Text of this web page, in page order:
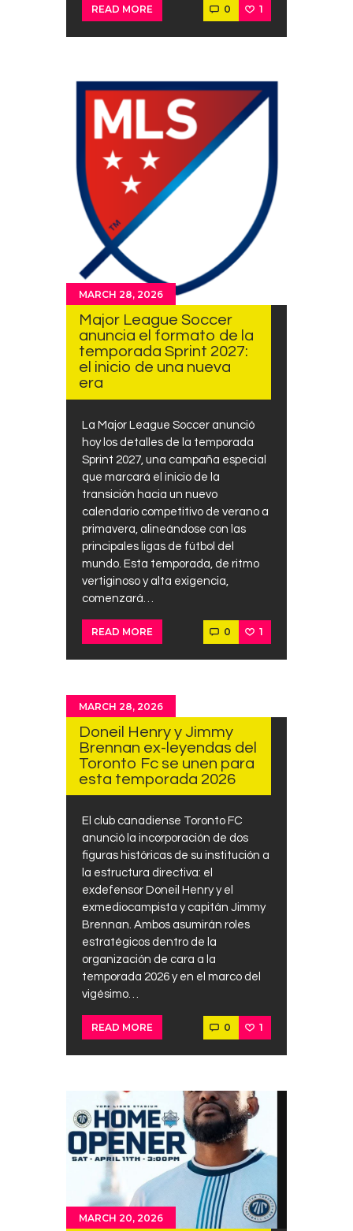
READ MORE 0 1
MARCH 28, 2026
Major League Soccer
anuncia el formato de la
temporada Sprint 2027:
el inicio de una nueva
era
La Major League Soccer anunció
hoy los detalles de la temporada
Sprint 2027, una campaña especial
que marcará el inicio de la
transición hacia un nuevo
calendario competitivo de verano a
primavera, alineándose con las
principales ligas de fútbol del
mundo. Esta temporada, de ritmo
vertiginoso y alta exigencia,
comenzará…
READ MORE 0 1
MARCH 28, 2026
Doneil Henry y Jimmy
Brennan ex-leyendas del
Toronto Fc se unen para
esta temporada 2026
El club canadiense Toronto FC
anunció la incorporación de dos
figuras históricas de su institución a
la estructura directiva: el
exdefensor Doneil Henry y el
exmediocampista y capitán Jimmy
Brennan. Ambos asumirán roles
estratégicos dentro de la
organización de cara a la
temporada 2026 y en el marco del
vigésimo…
READ MORE 0 1
MARCH 20, 2026